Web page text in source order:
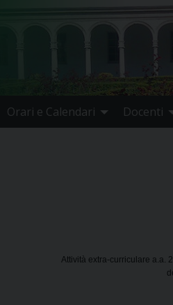
Orari e Calendari Docenti
Attività extra-curriculare a.a.